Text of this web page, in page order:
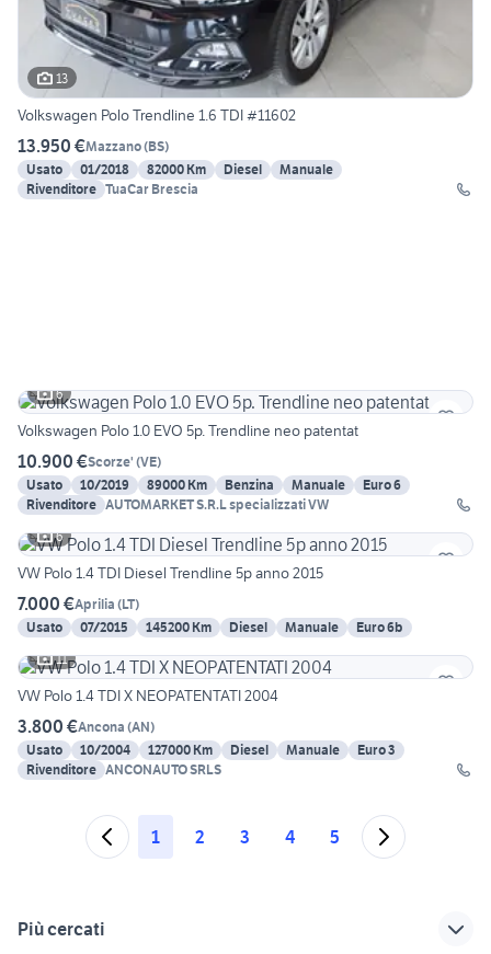
13
Volkswagen Polo Trendline 1.6 TDI #11602
13.950 €Mazzano(BS)
Usato
01/2018 82000 Km Diesel
Manuale
Rivenditore TuaCar Brescia
6
Volkswagen Polo 1.0 EVO 5p. Trendline neo patentat
10.900 €Scorze' (VE)
Usato
10/2019 89000 Km Benzina Manuale
Euro 6
Rivenditore
AUTOMARKET S.R.L specializzati VW
6
VW Polo 1.4 TDI Diesel Trendline 5p anno 2015
7.000 €Aprilia (LT)
Usato
07/2015 145200 Km Diesel Manuale
Euro 6b
11
VW Polo 1.4 TDI X NEOPATENTATI 2004
3.800 €Ancona (AN)
Usato
10/2004 127000 Km Diesel Manuale
Euro 3
Rivenditore ANCONAUTO SRLS
1 2 3 4 5
Più cercati